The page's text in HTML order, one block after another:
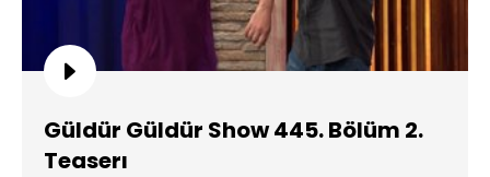
Güldür Güldür Show 445. Bölüm 2.
Teaserı